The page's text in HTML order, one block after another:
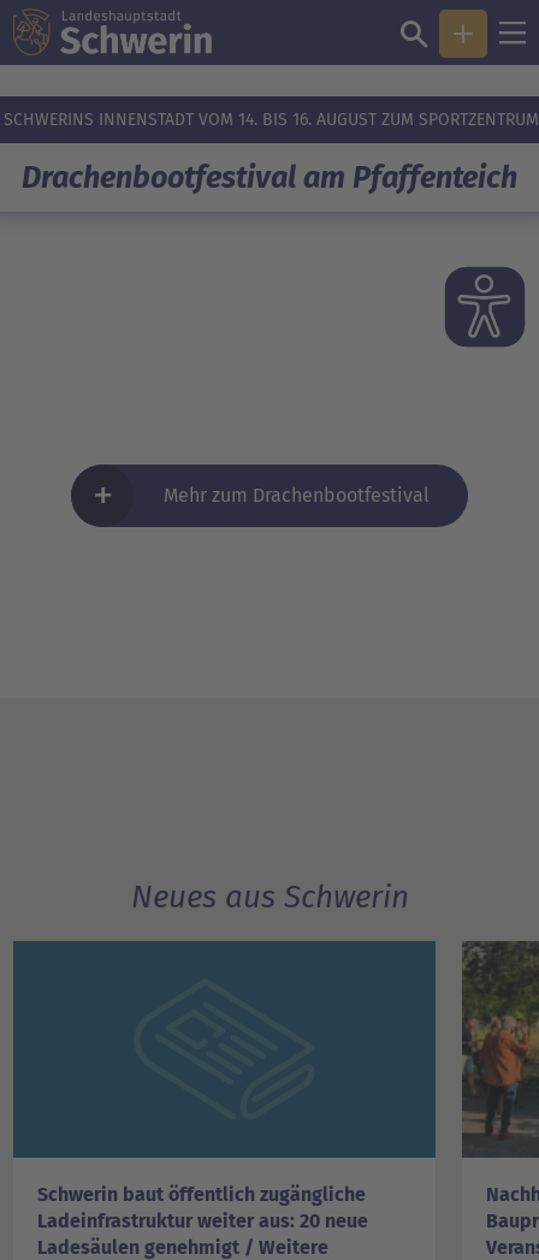
INNENSTADT VOM 14. BIS 16. AUGUST ZUM
Drachenbootfestival am Pfaffenteich
+ Mehr zum Drachenbootfestival
Neues aus Schwerin
Schwerin baut öffentlich zugängliche
Ladeinfrastruktur weiter aus: 20 neue
Ladesäulen genehmigt / Weitere